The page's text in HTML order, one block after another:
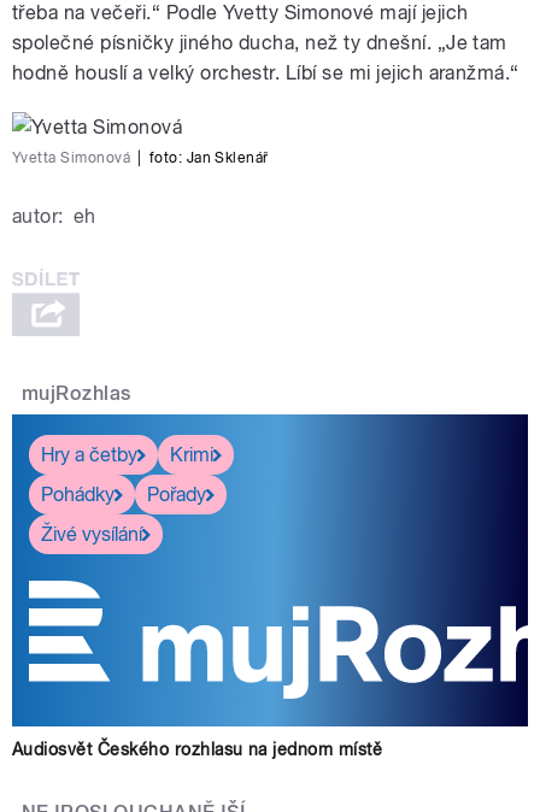
třeba na večeři.“ Podle Yvetty Simonové mají jejich
společné písničky jiného ducha, než ty dnešní. „Je tam
hodně houslí a velký orchestr. Líbí se mi jejich aranžmá.“
Yvetta Simonová foto: Jan Sklenář
autor: eh
mujRozhlas
Hry a četby
Krimi
Pohádky
Pořady
Živé vysílání
Audiosvět Českého rozhlasu na jednom místě